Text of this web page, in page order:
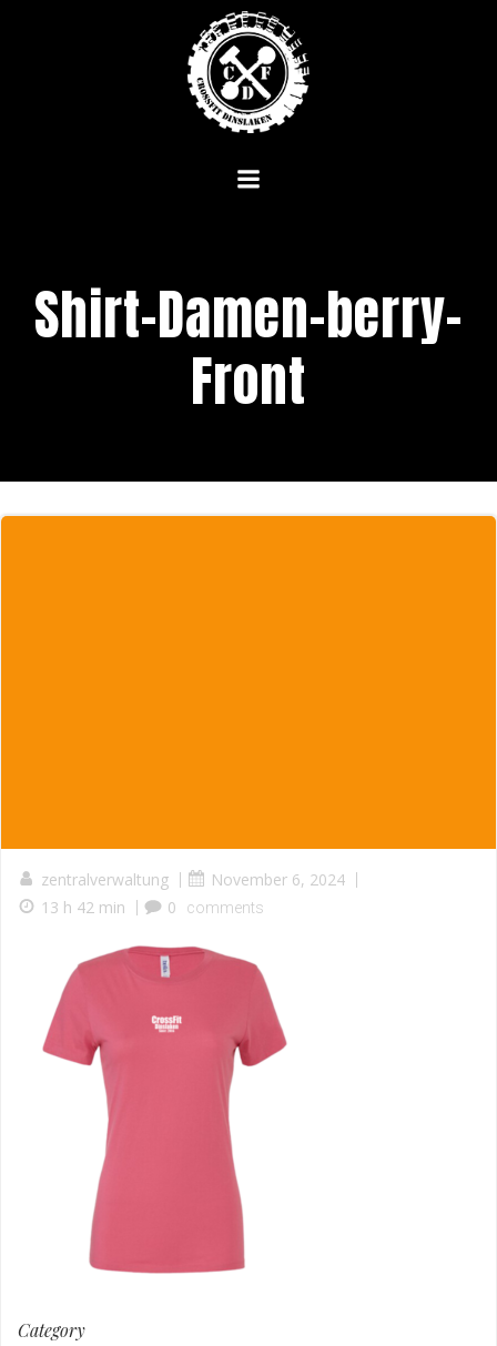
Zum
Inhalt
springen
Shirt-Damen-berry-
Front
zentralverwaltung | November 6, 2024 |
13 h 42 min | 0 comments
Category